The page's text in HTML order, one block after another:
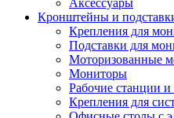
Кронштейны и
Крепления для
Подставки для
Моторизованные
Мониторы
Рабочие станции и
Крепления для